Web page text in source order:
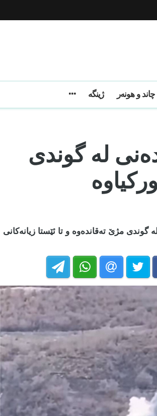
چاند و هونەر ژینگه
لە گوندی
گوندی مژێ تەقاندەوە و تا ئێستا زیانەکانی